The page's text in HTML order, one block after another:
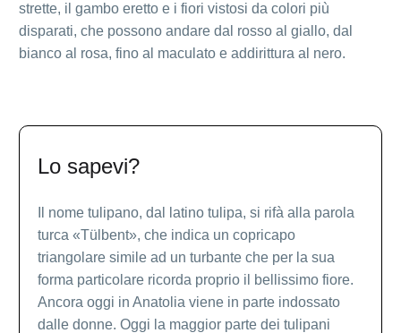
strette, il gambo eretto e i fiori vistosi da colori più
disparati, che possono andare dal rosso al giallo, dal
bianco al rosa, fino al maculato e addirittura al nero.
Lo sapevi?
Il nome tulipano, dal latino tulipa, si rifà alla parola
turca «Tülbent», che indica un copricapo
triangolare simile ad un turbante che per la sua
forma particolare ricorda proprio il bellissimo fiore.
Ancora oggi in Anatolia viene in parte indossato
dalle donne. Oggi la maggior parte dei tulipani